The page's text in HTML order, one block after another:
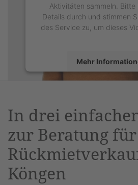
Aktivitäten sammeln. Bitte
Details durch und stimmen
des Service zu, um dieses
Mehr
Management Platform&
In drei
zur Beratung
Köngen